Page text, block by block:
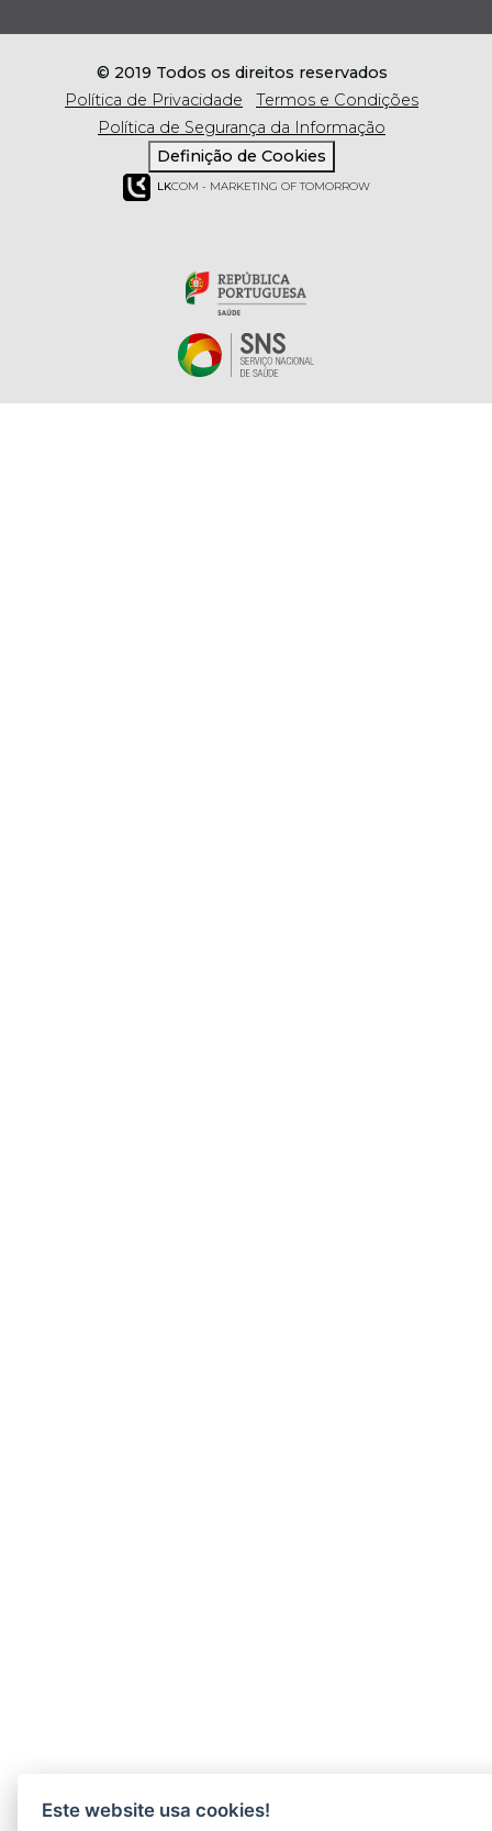
© 2019 Todos os direitos reservados
Política de Privacidade
Termos e Condições
Política de Segurança da Informação
Definição de Cookies
LKCOM - MARKETING OF TOMORROW
Este website usa cookies!